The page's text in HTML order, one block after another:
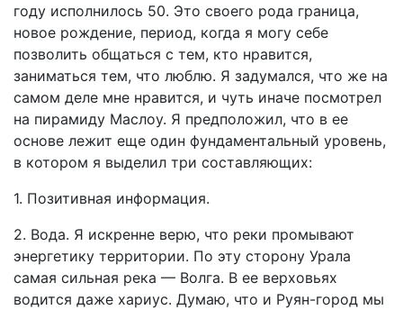
году исполнилось 50. Это своего рода граница,
новое рождение, период, когда я могу себе
позволить общаться с тем, кто нравится,
заниматься тем, что люблю. Я задумался, что же на
самом деле мне нравится, и чуть иначе посмотрел
на пирамиду Маслоу. Я предположил, что в ее
основе лежит еще один фундаментальный уровень,
в котором я выделил три составляющих:
1. Позитивная информация.
2. Вода. Я искренне верю, что реки промывают
энергетику территории. По эту сторону Урала
самая сильная река — Волга. В ее верховьях
водится даже хариус. Думаю, что и Руян-город мы